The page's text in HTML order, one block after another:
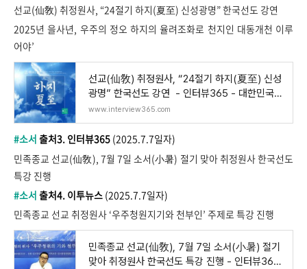
선교(仙敎) 취정원사, “24절기 하지(夏至) 신성광명” 한국선도 강연
2025년 을사년, 우주의 정오 하지의 율려조화로 천지인 대동개천 이루
어야’
선교(仙敎) 취정원사, “24절기 하지(夏至) 신성
광명” 한국선도 강연 - 인터뷰365 - 대한민국
인
www.interview365.com
#소서 출처3. 인터뷰365 (2025.7.7일자)
민족종교 선교(仙敎), 7월 7일 소서(小暑) 절기 맞아 취정원사 한국선도
특강 진행
#소서 출처4. 이투뉴스 (2025.7.7일자)
민족종교 선교 취정원사 ‘우주청원지기와 천부인’ 주제로 특강 진행
민족종교 선교(仙敎), 7월 7일 소서(小暑) 절기
맞아 취정원사 한국선도 특강 진행 - 인터뷰365